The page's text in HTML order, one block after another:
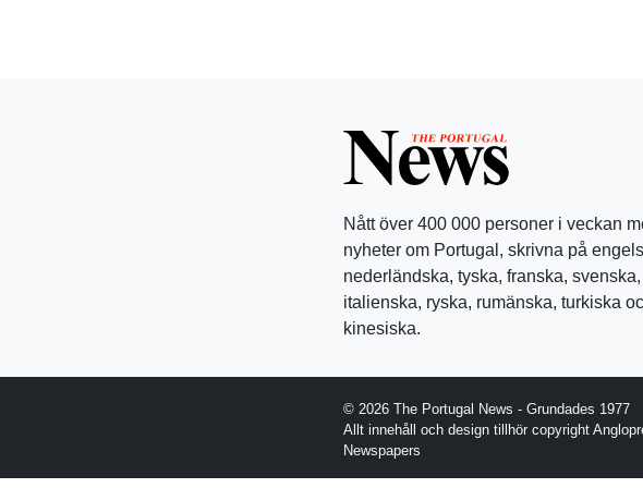
Nått över 400 000 personer i veckan
nyheter om Portugal, skrivna på
nederländska, tyska, franska,
italienska, ryska, rumänska, turkiska
kinesiska.
© 2026 The Portugal News - Grundades 1977
Allt innehåll och design tillhör copyright
Newspapers